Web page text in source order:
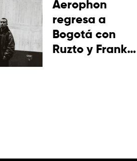
Aerophon
regresa a
Bogotá con
Ruzto y Frank